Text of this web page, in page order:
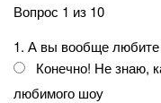
Вопрос 1 из 10
1. А вы вообще
Конечно! Не знаю,
любимого шоу